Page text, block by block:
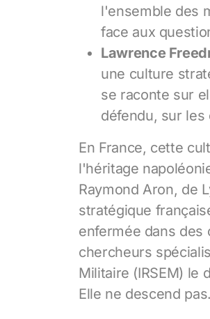
l'ensemble des
face aux
Lawrence
une culture
se raconte sur
défendu, sur
En France, cette
l'héritage
Raymond Aron, de
stratégique
enfermée dans
chercheurs
Militaire (IRSEM) le
Elle ne descend